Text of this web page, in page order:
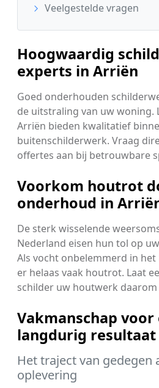
Veelgestelde vragen
Hoogwaardig
experts in Arriën
Goed onderhouden
de uitstraling van uw woning.
Arriën bieden kwalitatief
buitenschilderwerk. Vraag
offertes aan bij betrouwbare
Voorkom houtrot
onderhoud in
De sterk wisselende
Nederland eisen hun tol op
Als vocht onbelemmerd in
er helaas vaak houtrot. Laat
schilder uw houtwerk
Vakmanschap voor
langdurig resultaat
Het traject van gedegen
oplevering